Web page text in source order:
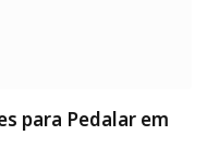
para Pedalar em